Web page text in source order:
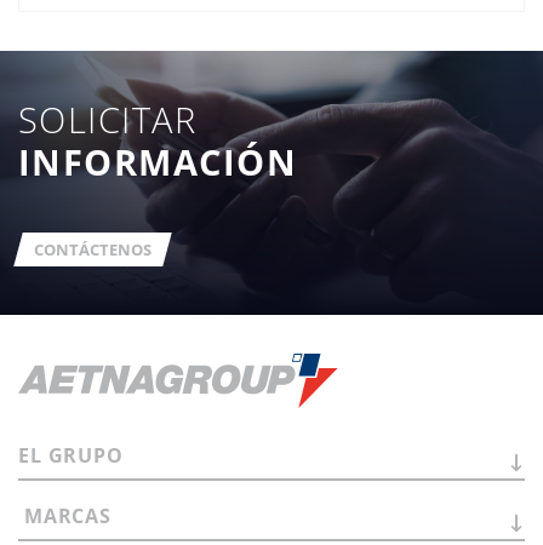
SOLICITAR
INFORMACIÓN
CONTÁCTENOS
EL GRUPO
MARCAS